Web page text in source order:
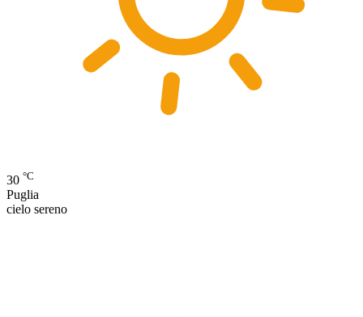
30 °C
Puglia
cielo sereno